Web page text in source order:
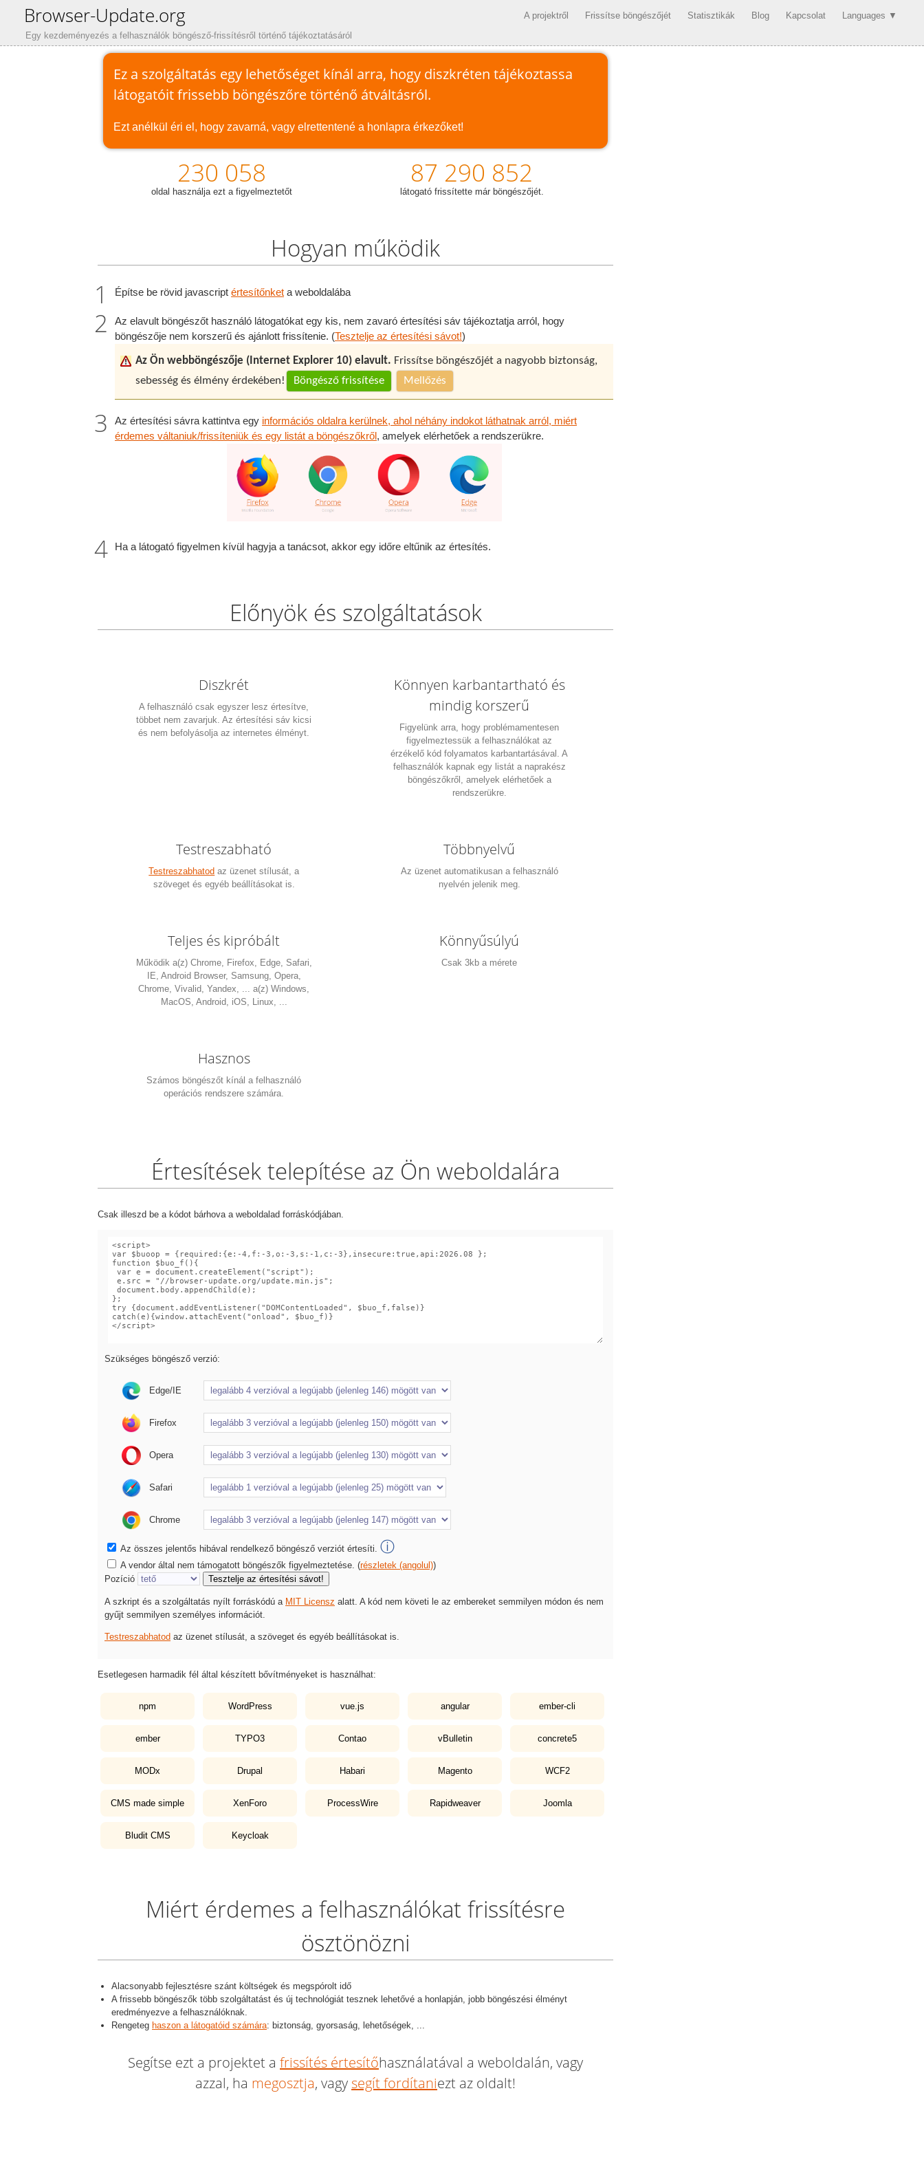
Browser-Update.org
Egy kezdeményezés a felhasználók böngésző-frissítésről történő tájékoztatásáról
A projektről Frissítse böngészőjét Statisztikák Blog Kapcsolat Languages ▼
Ez a szolgáltatás egy lehetőséget kínál arra, hogy diszkréten tájékoztassa
látogatóit frissebb böngészőre történő átváltásról.
Ezt anélkül éri el, hogy zavarná, vagy elrettentené a honlapra érkezőket!
230 058
oldal használja ezt a figyelmeztetőt
87 290 852
látogató frissítette már böngészőjét.
Hogyan működik
Építse be rövid javascript értesítőnket a weboldalába
Az elavult böngészőt használó látogatókat egy kis, nem zavaró értesítési sáv tájékoztatja arról, hogy
böngészője nem korszerű és ajánlott frissítenie. (Tesztelje az értesítési sávot!)
Az Ön webböngészője (Internet Explorer 10) elavult. Frissítse böngészőjét a nagyobb biztonság,
sebesség és élmény érdekében!
Böngésző frissítése Mellőzés
Az értesítési sávra kattintva egy információs oldalra kerülnek, ahol néhány indokot láthatnak arról, miért
érdemes váltaniuk/frissíteniük és egy listát a böngészőkről , amelyek elérhetőek a rendszerükre.
Ha a látogató figyelmen kívül hagyja a tanácsot, akkor egy időre eltűnik az értesítés.
Előnyök és szolgáltatások
Diszkrét
A felhasználó csak egyszer lesz értesítve,
többet nem zavarjuk. Az értesítési sáv kicsi
és nem befolyásolja az internetes élményt.
Könnyen karbantartható és
mindig korszerű
Figyelünk arra, hogy problémamentesen
figyelmeztessük a felhasználókat az
érzékelő kód folyamatos karbantartásával. A
felhasználók kapnak egy listát a naprakész
böngészőkről, amelyek elérhetőek a
rendszerükre.
Testreszabható
Testreszabhatod az üzenet stílusát, a
szöveget és egyéb beállításokat is.
Többnyelvű
Az üzenet automatikusan a felhasználó
nyelvén jelenik meg.
Teljes és kipróbált
Működik a(z) Chrome, Firefox, Edge, Safari,
IE, Android Browser, Samsung, Opera,
Chrome, Vivalid, Yandex, ... a(z) Windows,
MacOS, Android, iOS, Linux, ...
Könnyűsúlyú
Csak 3kb a mérete
Hasznos
Számos böngészőt kínál a felhasználó
operációs rendszere számára.
Értesítések telepítése az Ön weboldalára
Csak illeszd be a kódot bárhova a weboldalad forráskódjában.
Szükséges böngésző verzió:
Edge/IE
Firefox
Opera
Safari
Chrome
Az összes jelentős hibával rendelkező böngésző verziót értesíti. ⓘ
A vendor által nem támogatott böngészők figyelmeztetése. (részletek (angolul))
Pozíció
Tesztelje az értesítési sávot!
A szkript és a szolgáltatás nyílt forráskódú a MIT Licensz alatt. A kód nem követi le az embereket semmilyen módon és nem
gyűjt semmilyen személyes információt.
Testreszabhatod az üzenet stílusát, a szöveget és egyéb beállításokat is.
Esetlegesen harmadik fél által készített bővítményeket is használhat:
npm WordPress vue.js angular ember-cli
ember TYPO3 Contao vBulletin concrete5
MODx Drupal Habari Magento WCF2
CMS made simple XenForo ProcessWire Rapidweaver Joomla
Bludit CMS Keycloak
Miért érdemes a felhasználókat frissítésre
ösztönözni
Alacsonyabb fejlesztésre szánt költségek és megspórolt idő
A frissebb böngészők több szolgáltatást és új technológiát tesznek lehetővé a honlapján, jobb böngészési élményt
eredményezve a felhasználóknak.
Rengeteg haszon a látogatóid számára: biztonság, gyorsaság, lehetőségek, ...
Segítse ezt a projektet a frissítés értesítőhasználatával a weboldalán, vagy
azzal, ha megosztja, vagysegít fordítaniezt az oldalt!